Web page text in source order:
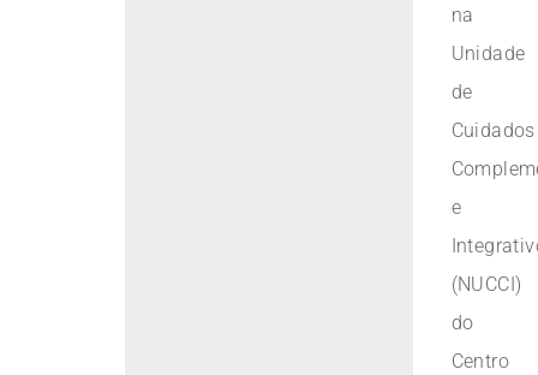
na
Unidade
de
Cuidados
e
(NUCCI)
do
Centro